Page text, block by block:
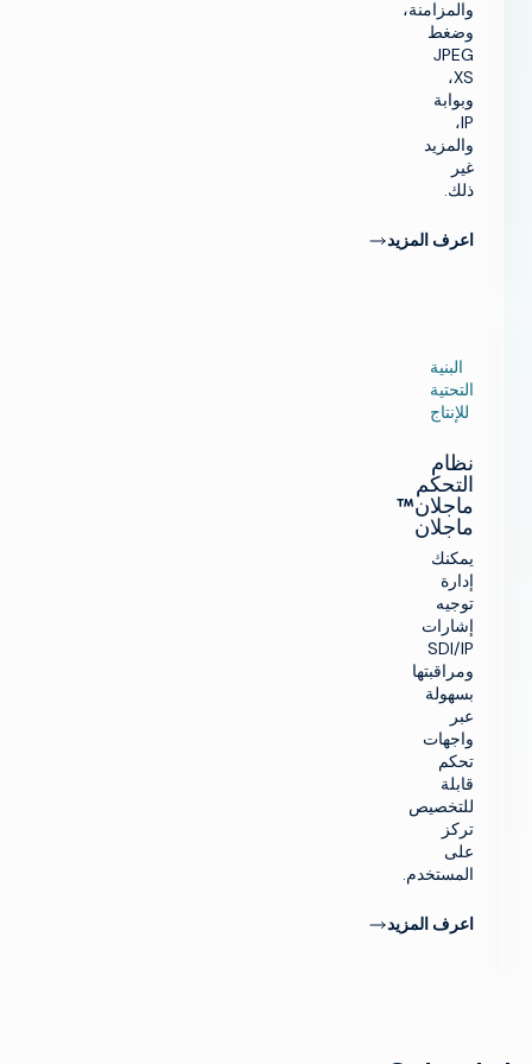
والمزامنة،
وضغط
JPEG
XS،
وبوابة
IP،
والمزيد
غير
ذلك.
اعرف المزيد
البنية
التحتية
للإنتاج
نظام
التحكم
ماجلان™
ماجلان
يمكنك
إدارة
توجيه
إشارات
SDI/IP
ومراقبتها
بسهولة
عبر
واجهات
تحكم
قابلة
للتخصيص
تركز
على
المستخدم.
اعرف المزيد